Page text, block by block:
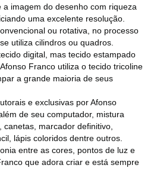
a imagem do desenho com riqueza
uma excelente resolução.
ou rotativa, no processo
utiliza cilindros ou quadros.
digital, mas tecido estampado
Franco utiliza o tecido tricoline
a grande maioria de seus
e exclusivas por Afonso
de seu computador, mistura
marcador definitivo,
lápis coloridos dentre outros.
entre as cores, pontos de luz e
que adora criar e está sempre